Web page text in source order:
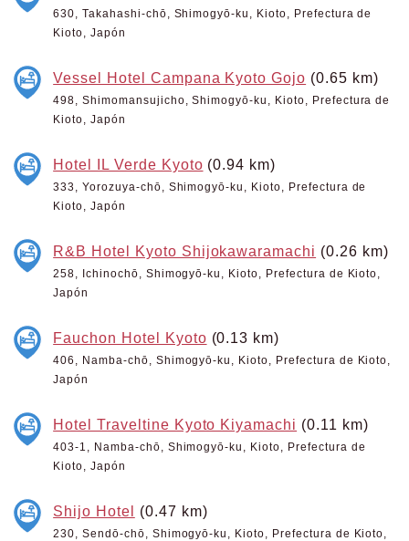
630, Takahashi-chō, Shimogyō-ku, Kioto, Prefectura de
Kioto, Japón
Vessel Hotel Campana Kyoto Gojo (0.65 km)
498, Shimomansujicho, Shimogyō-ku, Kioto, Prefectura de
Kioto, Japón
Hotel IL Verde Kyoto (0.94 km)
333, Yorozuya-chō, Shimogyō-ku, Kioto, Prefectura de
Kioto, Japón
R&B Hotel Kyoto Shijokawaramachi (0.26 km)
258, Ichinochō, Shimogyō-ku, Kioto, Prefectura de Kioto,
Japón
Fauchon Hotel Kyoto (0.13 km)
406, Namba-chō, Shimogyō-ku, Kioto, Prefectura de Kioto,
Japón
Hotel Traveltine Kyoto Kiyamachi (0.11 km)
403-1, Namba-chō, Shimogyō-ku, Kioto, Prefectura de
Kioto, Japón
Shijo Hotel (0.47 km)
230, Sendō-chō, Shimogyō-ku, Kioto, Prefectura de Kioto,